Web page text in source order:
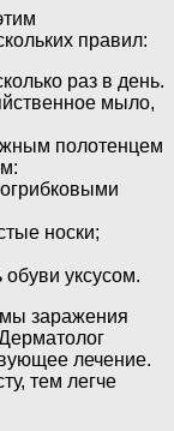
правил:
раз в день.
мыло,
полотенцем
носки;
уксусом.
заражения
лечение.
тем легче